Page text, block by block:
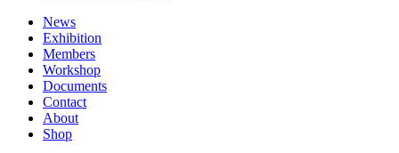
News
Exhibition
Members
Workshop
Documents
Contact
About
Shop